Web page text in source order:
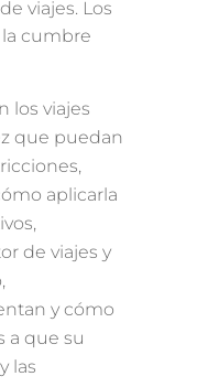
viajes. Los
cumbre
los viajes
que puedan
aplicarla
de viajes y
y cómo
a que su
las